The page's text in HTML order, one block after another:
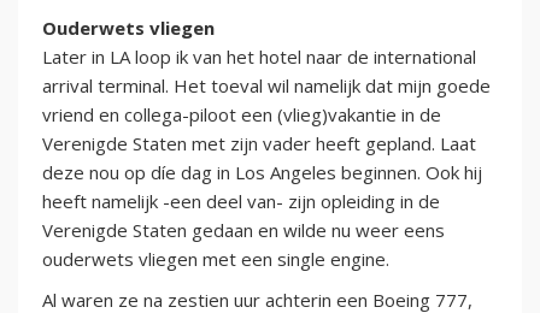
Ouderwets vliegen
Later in LA loop ik van het hotel naar de international
arrival terminal. Het toeval wil namelijk dat mijn goede
vriend en collega-piloot een (vlieg)vakantie in de
Verenigde Staten met zijn vader heeft gepland. Laat
deze nou op díe dag in Los Angeles beginnen. Ook hij
heeft namelijk -een deel van- zijn opleiding in de
Verenigde Staten gedaan en wilde nu weer eens
ouderwets vliegen met een single engine.
Al waren ze na zestien uur achterin een Boeing 777,